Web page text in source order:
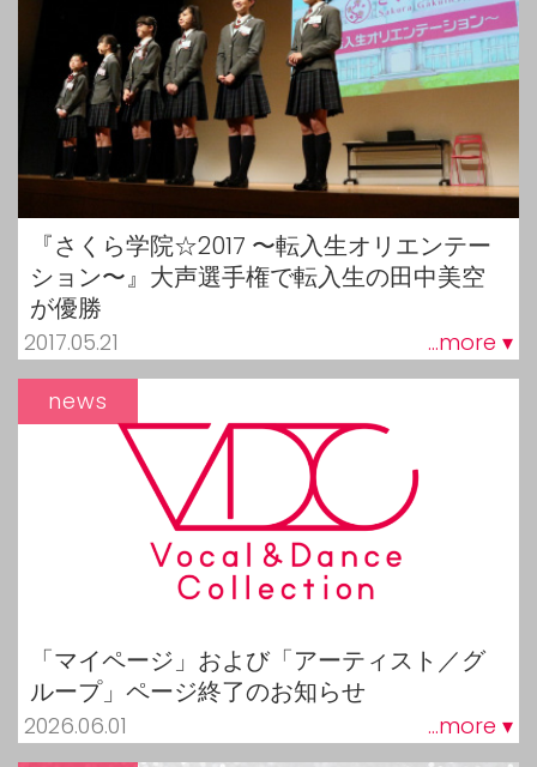
『さくら学院☆2017 〜転入生オリエンテー
ション〜』大声選手権で転入生の田中美空
が優勝
2017.05.21 ...more ▾
「マイページ」および「アーティスト／グ
ループ」ページ終了のお知らせ
2026.06.01 ...more ▾
news